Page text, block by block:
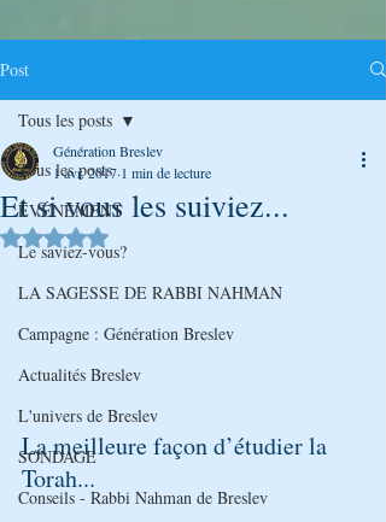
Post
Tous les posts
ÉVÉNEMENT
Le saviez-vous?
LA SAGESSE DE RABBI NAHMAN
Campagne : Génération Breslev
Actualités Breslev
L'univers de Breslev
SONDAGE
Conseils - Rabbi Nahman de Breslev
Tous les posts
Et si vous les suiviez...
Génération Breslev
1 avr. 2017 1 min de lecture
Noté NaN étoiles sur 5.
La meilleure façon d’étudier la
Torah...